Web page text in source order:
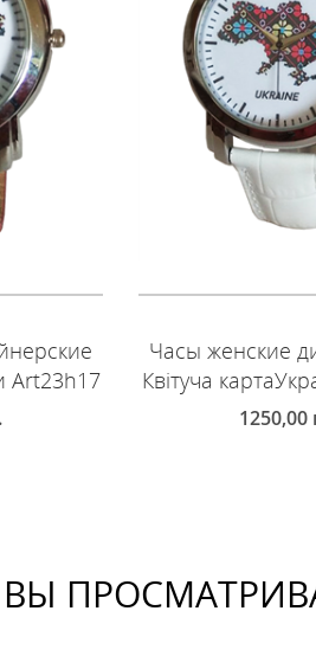
Art23h17
Часы женские
Квітуча
1250,00
ВЫ